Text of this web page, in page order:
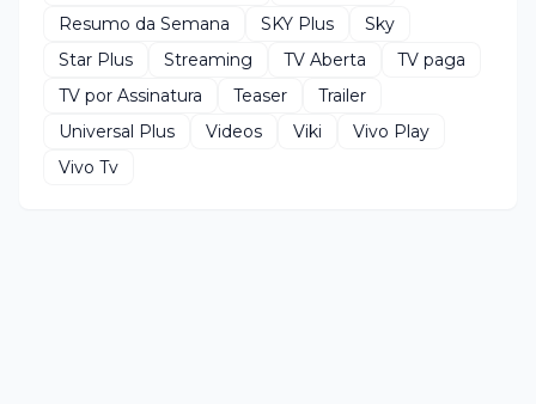
Resumo da Semana
SKY Plus
Sky
Star Plus
Streaming TV Aberta
TV paga
TV por Assinatura
Teaser
Trailer
Universal Plus
Videos Viki
Vivo Play
Vivo Tv